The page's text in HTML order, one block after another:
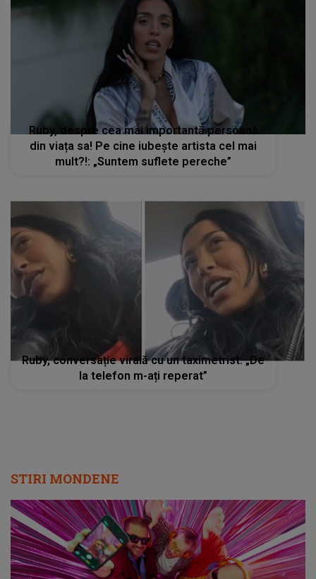
Ruby, despre cea mai importantă persoană
din viața sa! Pe cine iubește artista cel mai
mult?!: „Suntem suflete pereche”
Ruby, conversație virală cu un taximetrist: „De
la telefon m-ați reperat”
STIRI MONDENE